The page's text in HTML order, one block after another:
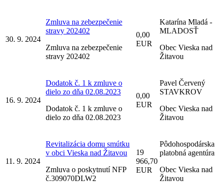
30. 9. 2024
Zmluva na zebezpečenie
stravy 202402
Zmluva na zebezpečenie
stravy 202402
0,00
EUR
Katarína Mladá -
MLADOSŤ
Obec Vieska nad
Žitavou
16. 9. 2024
Dodatok č. 1 k zmluve o
dielo zo dňa 02.08.2023
Dodatok č. 1 k zmluve o
dielo zo dňa 02.08.2023
0,00
EUR
Pavel Červený
STAVKROV
Obec Vieska nad
Žitavou
11. 9. 2024
Revitalizácia domu smútku
v obci Vieska nad Žitavou
Zmluva o poskytnutí NFP
č.309070DLW2
19
966,70
EUR
Pôdohospodárska
platobná agentúra
Obec Vieska nad
Žitavou